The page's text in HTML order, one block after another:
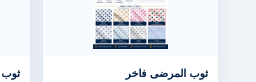
ثوب المرضى فاخر